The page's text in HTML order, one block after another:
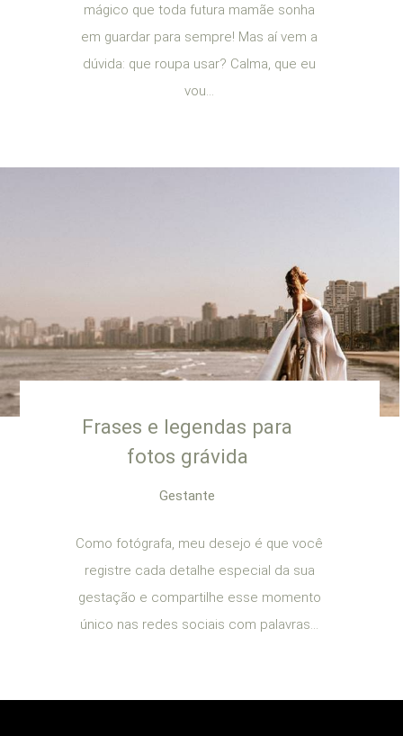
mágico que toda futura mamãe sonha
em guardar para sempre! Mas aí vem a
dúvida: que roupa usar? Calma, que eu
vou...
Frases e legendas para
fotos grávida
Gestante
Como fotógrafa, meu desejo é que você
registre cada detalhe especial da sua
gestação e compartilhe esse momento
único nas redes sociais com palavras...